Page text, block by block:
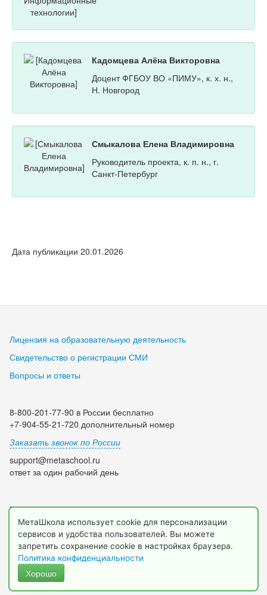
Кадомцева Алёна Викторовна
Доцент ФГБОУ ВО «ПИМУ», к. х. н.,
Н. Новгород
Смыкалова Елена Владимировна
Руководитель проекта, к. п. н., г.
Санкт-Петербург
Дата публикации 20.01.2026
Лицензия на образовательную деятельность
Свидетельство о регистрации СМИ
Вопросы и ответы
8-800-201-77-90 в России бесплатно
+7-904-55-21-720 дополнительный номер
Заказать звонок по России
support@metaschool.ru
ответ за один рабочий день
Мы в социальных сетях:
© 2009-2026 МетаШкола, www.metaschool.ru
МетаШкола использует cookie для персонализации
сервисов и удобства пользователей. Вы можете
запретить сохранение cookie в настройках браузера.
Политика конфиденциальности
Хорошо